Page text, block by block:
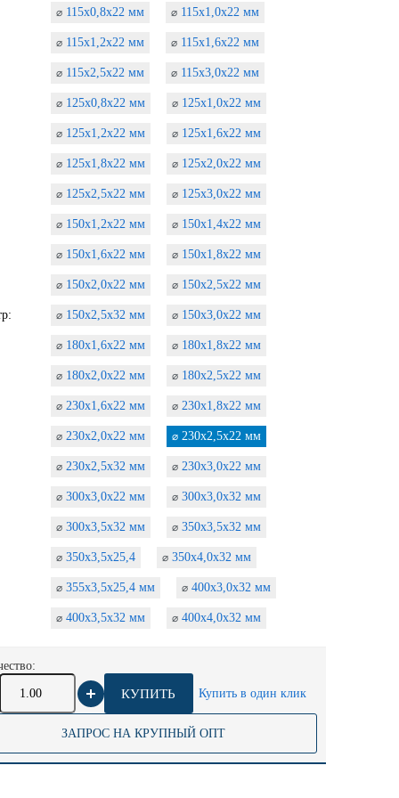
⌀115х0,8х22 мм ⌀115х1,0х22 мм
⌀115х1,2х22 мм ⌀115х1,6х22 мм
⌀115х2,5х22 мм ⌀115х3,0х22 мм
⌀125х0,8х22 мм ⌀125х1,0х22 мм
⌀125х1,2х22 мм ⌀125х1,6х22 мм
⌀125х1,8х22 мм ⌀125х2,0х22 мм
⌀125х2,5х22 мм ⌀125х3,0х22 мм
⌀150х1,2х22 мм ⌀150х1,4х22 мм
⌀150х1,6х22 мм ⌀150х1,8х22 мм
⌀150х2,0х22 мм ⌀150х2,5х22 мм
⌀150х2,5х32 мм ⌀150х3,0х22 мм
⌀180х1,6х22 мм ⌀180х1,8х22 мм
⌀180х2,0х22 мм ⌀180х2,5х22 мм
⌀230х1,6х22 мм ⌀230х1,8х22 мм
⌀230х2,0х22 мм ⌀230х2,5х22 мм
⌀230х2,5х32 мм ⌀230х3,0х22 мм
⌀300х3,0х22 мм ⌀300х3,0х32 мм
⌀300х3,5х32 мм ⌀350х3,5х32 мм
⌀350х3,5х25,4 ⌀350х4,0х32 мм
⌀355х3,5х25,4 мм ⌀400х3,0х32 мм
⌀400х3,5х32 мм ⌀400х4,0х32 мм
КУПИТЬ Купить в один клик
ЗАПРОС НА КРУПНЫЙ ОПТ